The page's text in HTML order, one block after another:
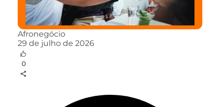
Afronegócio
29 de julho de 2026
0